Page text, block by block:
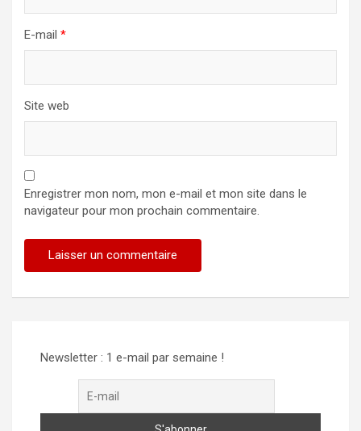
E-mail *
Site web
Enregistrer mon nom, mon e-mail et mon site dans le
navigateur pour mon prochain commentaire.
Newsletter : 1 e-mail par semaine !